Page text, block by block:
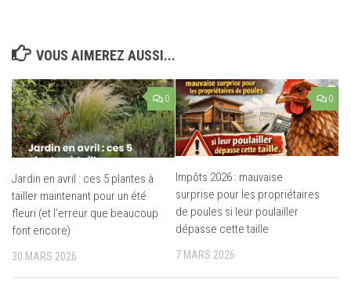
VOUS AIMEREZ AUSSI...
0
Jardin en avril : ces 5 plantes à
tailler maintenant pour un été
fleuri (et l’erreur que beaucoup
font encore)
30 MARS 2026
0
Impôts 2026 : mauvaise
surprise pour les propriétaires
de poules si leur poulailler
dépasse cette taille
7 MARS 2026